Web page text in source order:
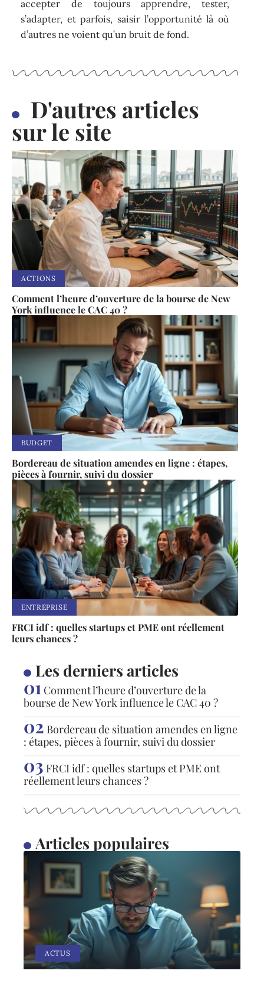
accepter de toujours apprendre, tester,
s’adapter, et parfois, saisir l’opportunité là où
d’autres ne voient qu’un bruit de fond.
D'autres articles
sur le site
ACTIONS
Comment l’heure d’ouverture de la bourse de New
York influence le CAC 40 ?
BUDGET
Bordereau de situation amendes en ligne : étapes,
pièces à fournir, suivi du dossier
ENTREPRISE
FRCI idf : quelles startups et PME ont réellement
leurs chances ?
Les derniers articles
Comment l’heure d’ouverture de la
bourse de New York influence le CAC 40 ?
Bordereau de situation amendes en ligne
: étapes, pièces à fournir, suivi du dossier
FRCI idf : quelles startups et PME ont
réellement leurs chances ?
Articles populaires
ACTUS
Effet de la surabondance